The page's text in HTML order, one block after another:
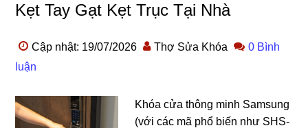
Kẹt Tay Gạt Kẹt Trục Tại Nhà
Cập nhật: 19/07/2026 Thợ Sửa Khóa
0 Bình
luận
Khóa cửa thông minh Samsung
(với các mã phổ biến như SHS-